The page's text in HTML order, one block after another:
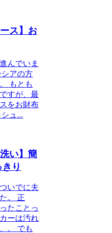
ス】お
んでいま
アの方
もとも
すが、最
をお財布
ュ...
い】簡
り
いでに夫
。 正
たことっ
ーは汚れ
。 でも